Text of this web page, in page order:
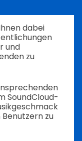
dabei
und
zu
SoundCloud-
zu